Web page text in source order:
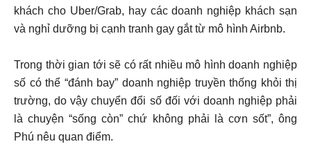
khách cho Uber/Grab, hay các doanh nghiệp khách sạn
và nghỉ dưỡng bị cạnh tranh gay gắt từ mô hình Airbnb.
Trong thời gian tới sẽ có rất nhiều mô hình doanh nghiệp
số có thể “đánh bay” doanh nghiệp truyền thống khỏi thị
trường, do vậy chuyển đổi số đối với doanh nghiệp phải
là chuyện “sống còn” chứ không phải là cơn sốt”, ông
Phú nêu quan điểm.